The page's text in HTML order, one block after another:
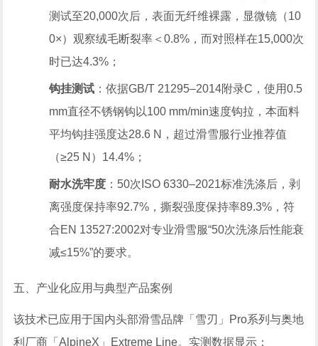
测试至20,000次后，表面无纤维裸露，显微镜（10
0×）观察绒毛断裂率＜0.8%，而对照样在15,000次
时已达4.3%；
钩挂测试 ：依据GB/T 21295–2014附录C，使用0.5
mm直径不锈钢钩以100 mm/min速度钩拉，本面料
平均钩挂强度达28.6 N，超过滑雪服行业推荐值
（≥25 N）14.4%；
耐水洗牢度 ：50次ISO 6330–2021标准洗涤后，剥
离强度保持率92.7%，撕裂强度保持率89.3%，符
合EN 13527:2002对专业滑雪服“50次洗涤后性能衰
减≤15%”的要求。
五、产业化应用与典型产品案例
该技术已应用于国内头部滑雪品牌「雪刃」Pro系列与奥地
利厂商「AlpineX」Extreme Line。实测数据显示：